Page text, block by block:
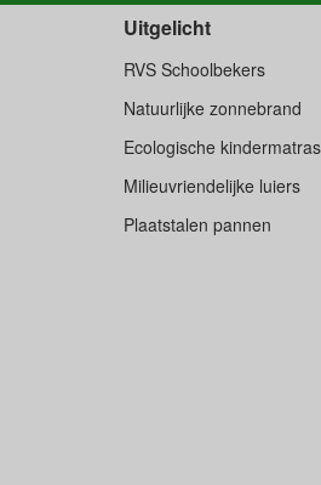
Uitgelicht
RVS Schoolbekers
Natuurlijke zonnebrand
Ecologische
Milieuvriendelijke luiers
Plaatstalen pannen